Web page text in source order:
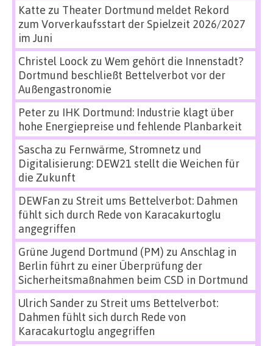
Katte zu Theater Dortmund meldet Rekord
zum Vorverkaufsstart der Spielzeit 2026/2027
im Juni
Christel Loock zu Wem gehört die Innenstadt?
Dortmund beschließt Bettelverbot vor der
Außengastronomie
Peterzu IHK Dortmund: Industrie klagt über
hohe Energiepreise und fehlende Planbarkeit
Sascha zu Fernwärme, Stromnetz und
Digitalisierung: DEW21 stellt die Weichen für
die Zukunft
DEWFan zu Streit ums Bettelverbot: Dahmen
fühlt sich durch Rede von Karacakurtoglu
angegriffen
Grüne Jugend Dortmund (PM) zu Anschlag in
Berlin führt zu einer Überprüfung der
Sicherheitsmaßnahmen beim CSD in Dortmund
Ulrich Sanderzu Streit ums Bettelverbot:
Dahmen fühlt sich durch Rede von
Karacakurtoglu angegriffen